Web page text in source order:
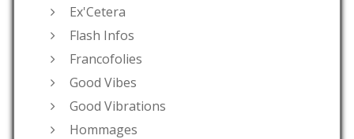
Ex'Cetera
Flash Infos
Francofolies
Good Vibes
Good Vibrations
Hommages